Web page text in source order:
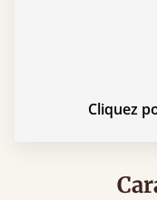
Cliquez